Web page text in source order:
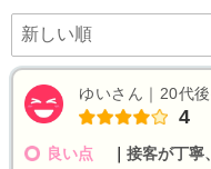
ゆいさん｜20代
4
良い点
接客が丁寧